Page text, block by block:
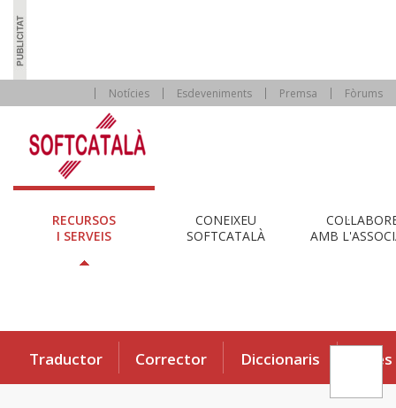
Notícies Esdeveniments Premsa Fòrums
RECURSOS
I SERVEIS
CONEIXEU
SOFTCATALÀ
AMB
Traductor Corrector Diccionaris Eines